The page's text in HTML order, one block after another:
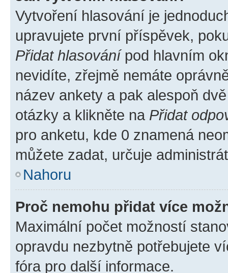
Vytvoření hlasování je
upravujete první příspěvek,
Přidat hlasovánípod hlavním
nevidíte, zřejmě nemáte
název ankety a pak alespoň
otázky a klikněte na Přidat
pro anketu, kde 0 znamená
můžete zadat, určuje
Nahoru
Proč nemohu přidat více
Maximální počet možností
opravdu nezbytně potřebujete
fóra pro další informace.